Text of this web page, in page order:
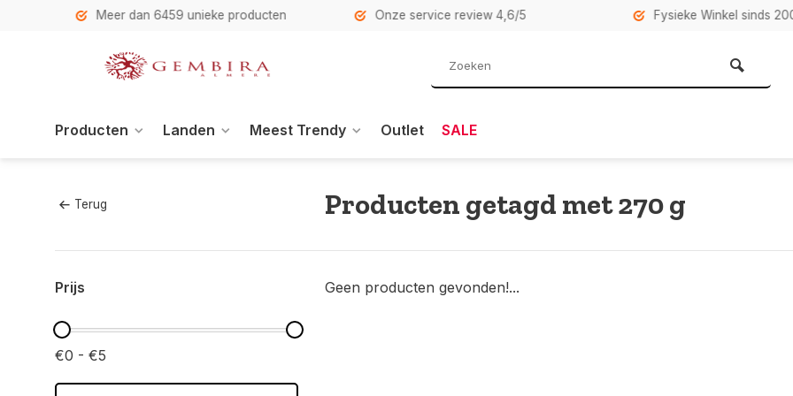
Meer dan 6459 unieke producten Onze service review 4,6/5 Fysieke Winkel sinds 2007
Producten Landen Meest Trendy Outlet SALE
Terug Producten getagd met 270 g
Prijs
€0 - €5
Geen producten gevonden!...